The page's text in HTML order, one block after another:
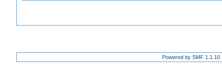
Powered by SMF 1.1.10